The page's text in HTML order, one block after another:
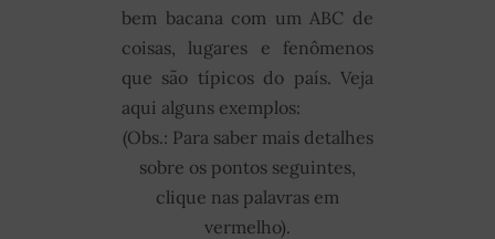
bem bacana com um ABC de
coisas, lugares e fenômenos
que são típicos do país. Veja
aqui alguns exemplos:
(Obs.: Para saber mais detalhes
sobre os pontos seguintes,
clique nas palavras em
vermelho).